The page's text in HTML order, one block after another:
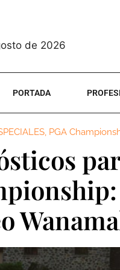
de 2026
PORTADA
, PGA